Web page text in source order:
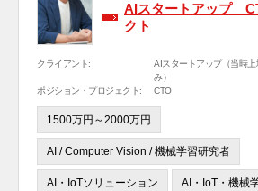
AIスタートアップ
クト
クライアント:
AIスタートアップ（当時
み）
ポジション・プロジェクト:
CTO
1500万円～2000万円
AI / Computer Vision / 機械学習研究者
AI・IoTソリューション AI・IoT・機械